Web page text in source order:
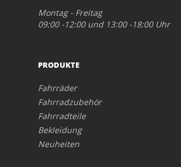
Montag - Freitag
09:00 -12:00 und 13:00 -18:00 Uhr
PRODUKTE
Fahrräder
Fahrradzubehör
Fahrradteile
Bekleidung
Neuheiten